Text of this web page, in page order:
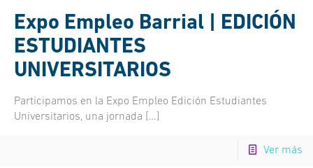
Expo Empleo Barrial | EDICIÓN
ESTUDIANTES
UNIVERSITARIOS
Participamos en la Expo Empleo Edición Estudiantes
Universitarios, una jornada […]
Ver más